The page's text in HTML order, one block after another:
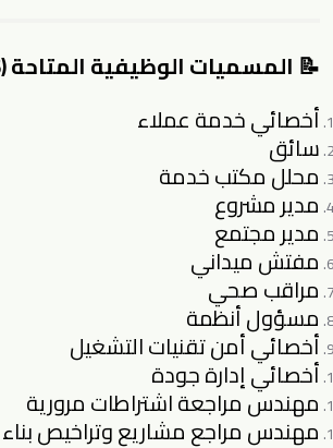
📝 المسميات الوظيفية المتاحة (16 وظيفة)
أخصائي خدمة عملاء
سائق
محلل مكتب خدمة
مدير مشروع
مدير مجتمع
مفتش ميداني
مراقب صحي
مسؤول أنظمة
أخصائي أمن تقنيات التشغيل
أخصائي إدارة جودة
مهندس مراجعة اشتراطات مرورية
مهندس مراجع مشاريع وتراخيص بناء